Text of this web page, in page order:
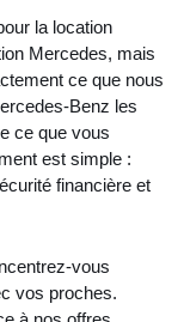
la location
Mercedes, mais
ce que nous
Benz les
ce que vous
est simple :
financière et
vous
vos proches.